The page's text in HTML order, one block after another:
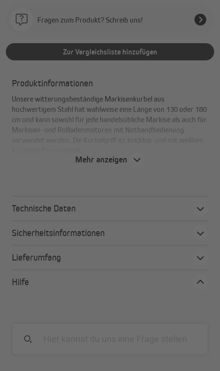
Fragen zum Produkt? Schreib uns!
Zur Vergleichsliste hinzufügen
Produktinformationen
Unsere witterungsbeständige Markisenkurbel aus
hochwertigem Stahl hat wahlweise eine Länge von 130 oder 180
cm und kann sowohl für jede handelsübliche Markise als auch für
Markisen- und Rollladenmotoren mit Nothandbedienung
zur Bedienung handelsüblicher Markisen und /-
knickbarer Griff
Mehr anzeigen
Technische Daten
Sicherheitsinformationen
Lieferumfang
Hilfe